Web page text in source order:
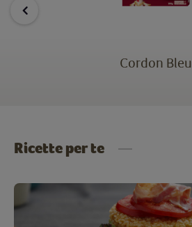
Cordon Bleu
Ricette per te